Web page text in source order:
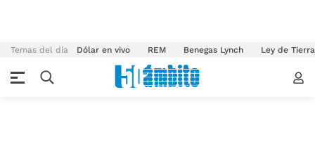
Temas del día Dólar en vivo REM Benegas Lynch Ley de